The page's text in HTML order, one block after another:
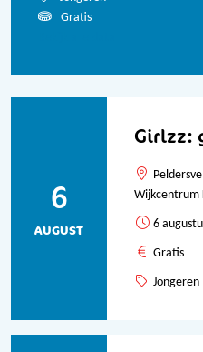
Gratis
Girlzz:
6
AUGUST
Wijkcentrum
6
Gratis
Jongeren